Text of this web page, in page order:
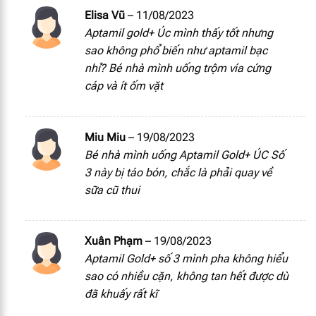
Elisa Vũ – 11/08/2023
Aptamil gold+ Úc mình thấy tốt nhưng
sao không phổ biến như aptamil bạc
nhỉ? Bé nhà mình uống trộm vía cứng
cáp và ít ốm vặt
Miu Miu – 19/08/2023
Bé nhà mình uống Aptamil Gold+ ÚC Số
3 này bị táo bón, chắc là phải quay về
sữa cũ thui
Xuân Phạm – 19/08/2023
Aptamil Gold+ số 3 mình pha không hiểu
sao có nhiều cặn, không tan hết được dù
đã khuấy rất kĩ